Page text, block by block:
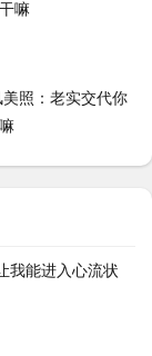
照：老实交代你
我能进入心流状